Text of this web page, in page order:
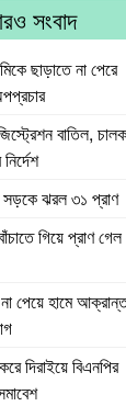
সংবাদ
ছাড়াতে না পেরে
বাতিল,
সড়কে ঝরল ৩১ প্রাণ
গিয়ে প্রাণ গেল
পেয়ে হামে
দিরাইয়ে বিএনপির